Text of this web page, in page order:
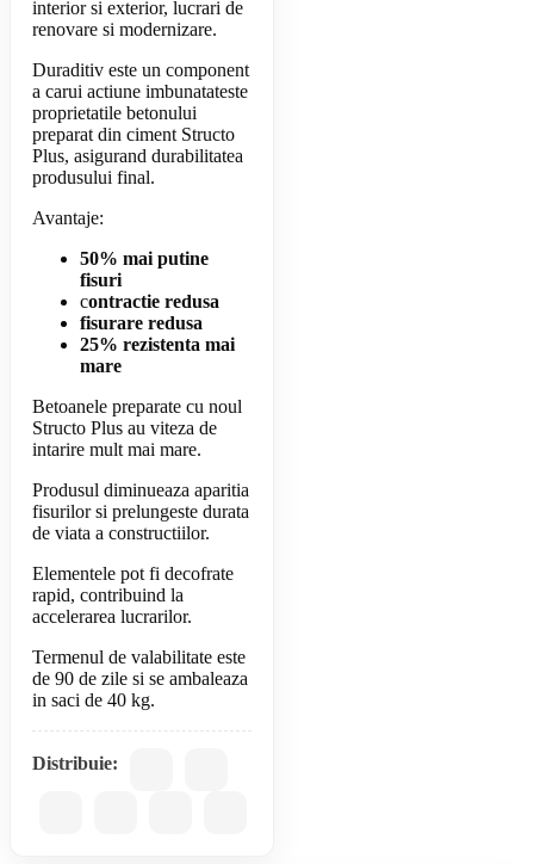
interior si exterior, lucrari de
renovare si modernizare.
Duraditiv este un component
a carui actiune imbunatateste
proprietatile betonului
preparat din ciment Structo
Plus, asigurand durabilitatea
produsului final.
Avantaje:
50% mai putine
fisuri
contractie redusa
fisurare redusa
25% rezistenta mai
mare
Betoanele preparate cu noul
Structo Plus au viteza de
intarire mult mai mare.
Produsul diminueaza aparitia
fisurilor si prelungeste durata
de viata a constructiilor.
Elementele pot fi decofrate
rapid, contribuind la
accelerarea lucrarilor.
Termenul de valabilitate este
de 90 de zile si se ambaleaza
in saci de 40 kg.
Distribuie: